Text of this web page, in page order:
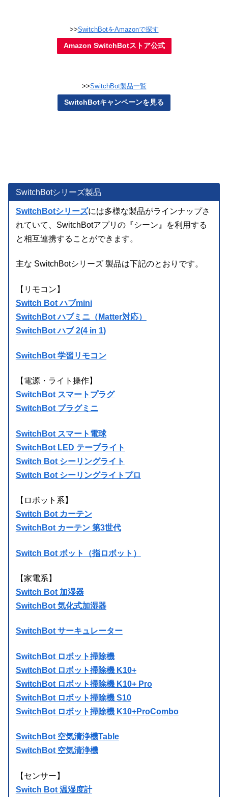
>>SwitchBotをAmazonで探す
Amazon SwitchBotストア公式
>>SwitchBot製品一覧
SwitchBotキャンペーンを見る
SwitchBotシリーズ製品
SwitchBotシリーズには多様な製品がラインナップさ
れていて、SwitchBotアプリの『シーン』を利用する
と相互連携することができます。
主な SwitchBotシリーズ 製品は下記のとおりです。
【リモコン】
Switch Bot ハブmini
SwitchBot ハブミニ（Matter対応）
SwitchBot ハブ 2(4 in 1)
SwitchBot 学習リモコン
【電源・ライト操作】
SwitchBot スマートプラグ
SwitchBot プラグミニ
SwitchBot スマート電球
SwitchBot LED テープライト
Switch Bot シーリングライト
Switch Bot シーリングライトプロ
【ロボット系】
Switch Bot カーテン
SwitchBot カーテン 第3世代
Switch Bot ボット（指ロボット）
【家電系】
Switch Bot 加湿器
SwitchBot 気化式加湿器
SwitchBot サーキュレーター
SwitchBot ロボット掃除機
SwitchBot ロボット掃除機 K10+
SwitchBot ロボット掃除機 K10+ Pro
SwitchBot ロボット掃除機 S10
SwitchBot ロボット掃除機 K10+ProCombo
SwitchBot 空気清浄機Table
SwitchBot 空気清浄機
【センサー】
Switch Bot 温湿度計